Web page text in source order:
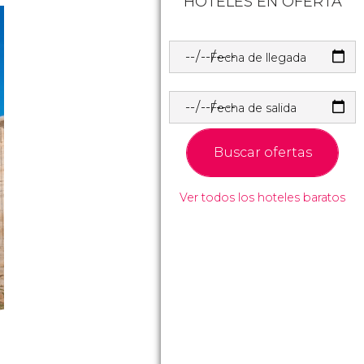
Fecha de llegada
Fecha de salida
Buscar ofertas
Ver todos los hoteles baratos